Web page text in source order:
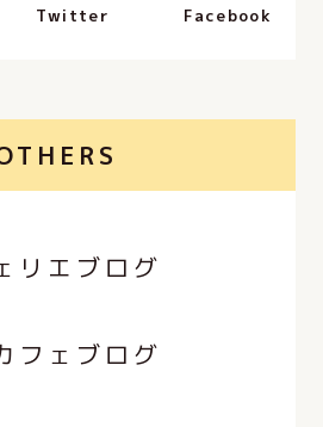
Twitter Facebook
リエブログ
フェブログ